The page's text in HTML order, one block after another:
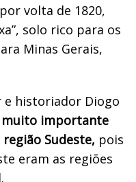
volta de 1820,
solo rico para os
Minas Gerais,
e historiador Diogo
muito importante
Sudeste, pois
eram as regiões